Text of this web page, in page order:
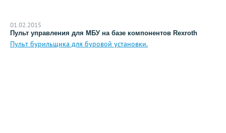
01.02.2015
Пульт управления для МБУ на базе компонентов Rexroth
Пульт бурильщика для буровой установки.